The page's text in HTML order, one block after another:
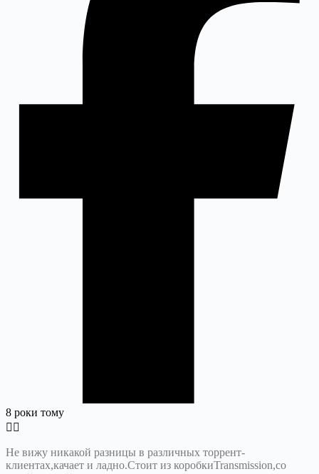
8 роки тому
Не вижу никакой разницы в различных торрент-
клиентах,качает и ладно.Стоит из коробкиTransmission,со